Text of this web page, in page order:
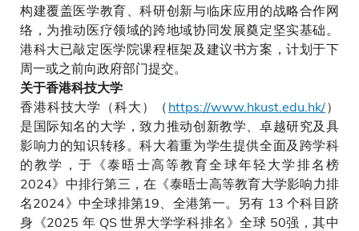
构建覆盖医学教育、科研创新与临床应用的战略合作网
络，为推动医疗领域的跨地域协同发展奠定坚实基础。
港科大已敲定医学院课程框架及建议书方案，计划于下
周一或之前向政府部门提交。
关于香港科技大学
香港科技大学（科大）（https://www.hkust.edu.hk/）
是国际知名的大学，致力推动创新教学、卓越研究及具
影响力的知识转移。科大着重为学生提供全面及跨学科
的教学，于《泰晤士高等教育全球年轻大学排名榜
2024》中排行第三，在《泰晤士高等教育大学影响力排
名2024》中全球排第19、全港第一。另有 13 个科目跻
身《2025 年 QS 世界大学学科排名》全球 50强，其中